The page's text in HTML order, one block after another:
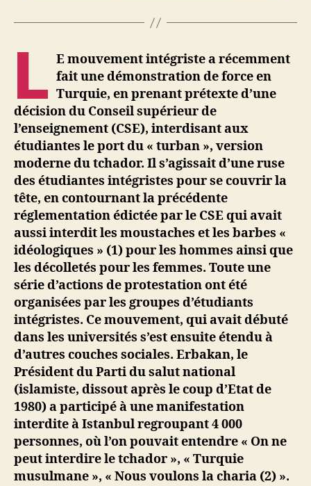
L E mouvement intégriste a récemment
fait une démonstration de force en
Turquie, en prenant prétexte d’une
décision du Conseil supérieur de
l’enseignement (CSE), interdisant aux
étudiantes le port du « turban », version
moderne du tchador. Il s’agissait d’une ruse
des étudiantes intégristes pour se couvrir la
tête, en contournant la précédente
réglementation édictée par le CSE qui avait
aussi interdit les moustaches etles barbes «
idéologiques » (1) pour les hommes ainsi que
les décolletés pour les femmes. Toute une
série d’actions de protestation ont été
organisées par les groupes d’étudiants
intégristes. Ce mouvement, qui avait débuté
dans les universités s’est ensuite étendu à
d’autres couches sociales. Erbakan, le
Président du Parti du salut national
(islamiste, dissout après le coup d’Etat de
1980) a participé à une manifestation
interdite à Istanbul regroupant 4 000
personnes, où l’on pouvait entendre « On ne
peut interdire le tchador », « Turquie
musulmane », « Nous voulons la charia (2) ».